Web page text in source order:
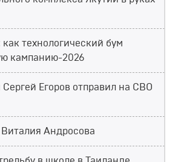
технологический бум
кампанию-2026
Егоров отправил на СВО
Виталия Андросова